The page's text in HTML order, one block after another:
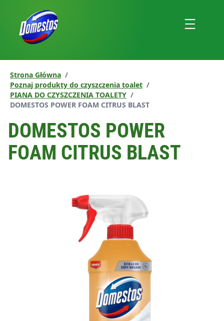
treści
Strona Główna /
Poznaj produkty do czyszczenia toalet /
PIANA DO CZYSZCZENIA TOALETY /
Aktualna strona:
DOMESTOS POWER FOAM CITRUS BLAST
DOMESTOS POWER
FOAM CITRUS BLAST